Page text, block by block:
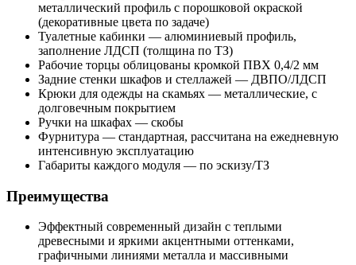
металлический профиль с порошковой окраской
(декоративные цвета по задаче)
Туалетные кабинки — алюминиевый профиль,
заполнение ЛДСП (толщина по ТЗ)
Рабочие торцы облицованы кромкой ПВХ 0,4/2 мм
Задние стенки шкафов и стеллажей — ДВПО/ЛДСП
Крюки для одежды на скамьях — металлические, с
долговечным покрытием
Ручки на шкафах — скобы
Фурнитура — стандартная, рассчитана на ежедневную
интенсивную эксплуатацию
Габариты каждого модуля — по эскизу/ТЗ
Преимущества
Эффектный современный дизайн с теплыми
древесными и яркими акцентными оттенками,
графичными линиями металла и массивными